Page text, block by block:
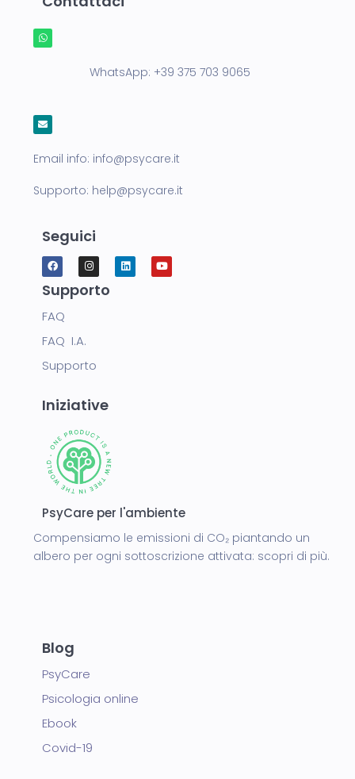
WhatsApp: +39 375 703 9065
Email info: info@psycare.it
Supporto: help@psycare.it
Seguici
Supporto
FAQ
FAQ I.A.
Supporto
Iniziative
PsyCare per l'ambiente
Compensiamo le emissioni di CO₂ piantando un
albero per ogni sottoscrizione attivata: scopri di più.
Blog
PsyCare
Psicologia online
Ebook
Covid-19